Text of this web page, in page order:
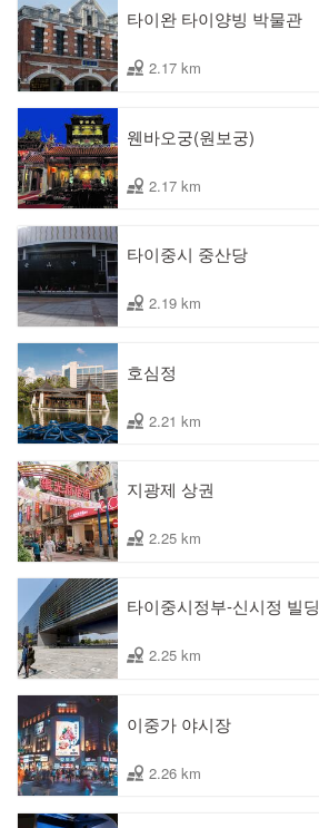
타이완 타이양빙 박물관
2.17 km
웬바오궁(원보궁)
2.17 km
타이중시 중산당
2.19 km
호심정
2.21 km
지광제 상권
2.25 km
타이중시정부-신시정 빌딩
2.25 km
이중가 야시장
2.26 km